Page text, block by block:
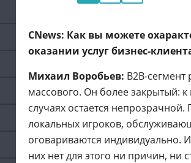
CNews: Как вы можете
оказании услуг бизнес-
Михаил Воробьев: B2B-
массового. Он более закрытый:
случаях остается
локальных игроков,
оговариваются индивидуально.
них нет для этого ни причин, ни